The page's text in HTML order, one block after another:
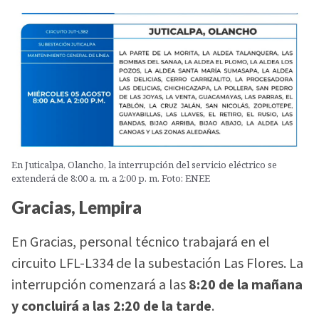
En Juticalpa, Olancho, la interrupción del servicio eléctrico se
extenderá de 8:00 a. m. a 2:00 p. m. Foto: ENEE
Gracias, Lempira
En Gracias, personal técnico trabajará en el
circuito LFL-L334 de la subestación Las Flores. La
interrupción comenzará a las8:20 de la mañana
y concluirá a las 2:20 de la tarde.